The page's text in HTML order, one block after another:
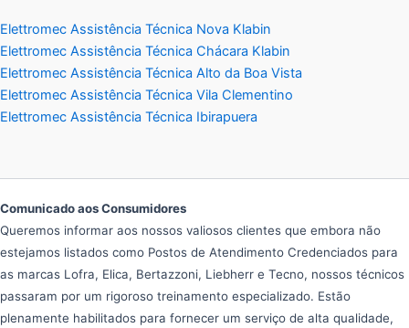
Elettromec Assistência Técnica Nova Klabin
Elettromec Assistência Técnica Chácara Klabin
Elettromec Assistência Técnica Alto da Boa Vista
Elettromec Assistência Técnica Vila Clementino
Elettromec Assistência Técnica Ibirapuera
Comunicado aos Consumidores
Queremos informar aos nossos valiosos clientes que embora não
estejamos listados como Postos de Atendimento Credenciados para
as marcas Lofra, Elica, Bertazzoni, Liebherr e Tecno, nossos técnicos
passaram por um rigoroso treinamento especializado. Estão
plenamente habilitados para fornecer um serviço de alta qualidade,